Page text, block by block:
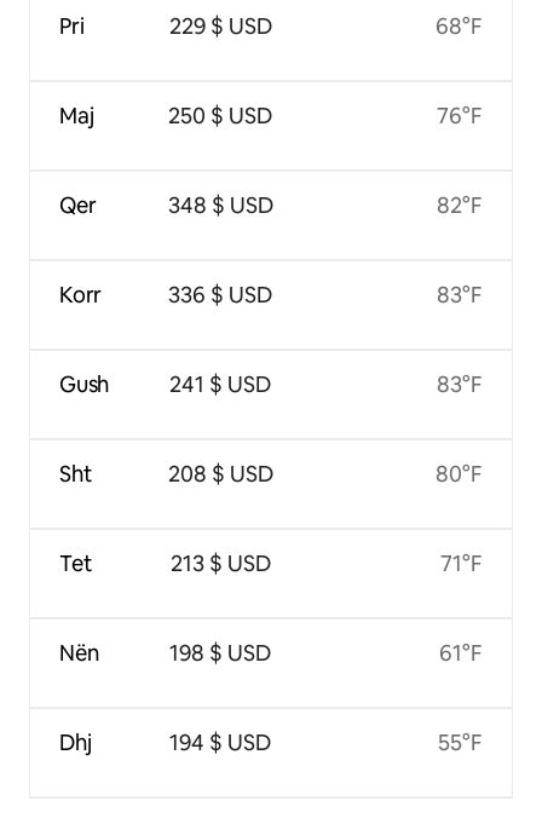
Pri
Maj
Qer
Korr
Gush
Sht
Tet
Nën
Dhj
229 $ USD
250 $ USD
348 $ USD
336 $ USD
241 $ USD
208 $ USD
213 $ USD
198 $ USD
194 $ USD
68°F
76°F
82°F
83°F
83°F
80°F
71°F
61°F
55°F